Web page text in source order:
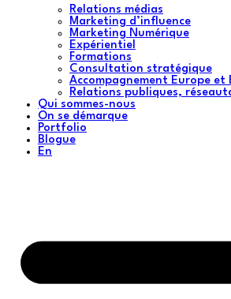
Relations médias
Marketing d’influence
Marketing Numérique
Expérientiel
Formations
Consultation stratégique
Accompagnement Europe et
Relations publiques,
Qui sommes-nous
On se démarque
Portfolio
Blogue
En